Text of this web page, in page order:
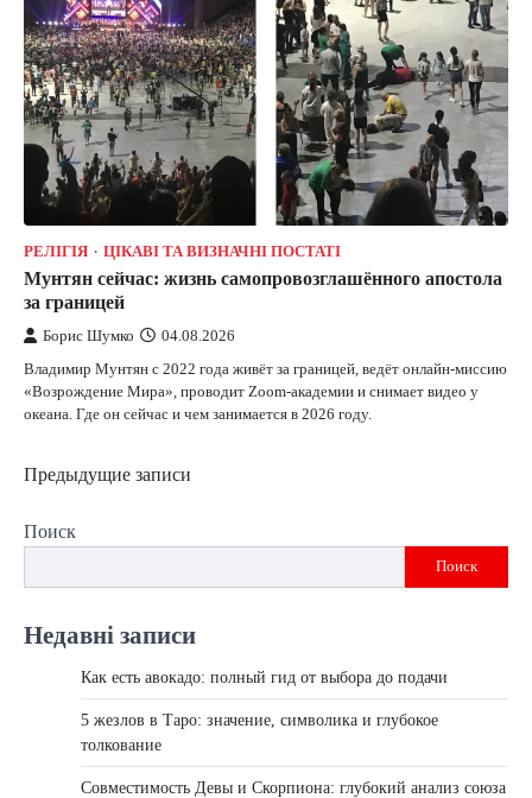
РЕЛІГІЯ ЦІКАВІ ТА ВИЗНАЧНІ ПОСТАТІ
Мунтян сейчас: жизнь самопровозглашённого апостола
за границей
Борис Шумко 04.08.2026
Владимир Мунтян с 2022 года живёт за границей, ведёт онлайн-миссию
«Возрождение Мира», проводит Zoom-академии и снимает видео у
океана. Где он сейчас и чем занимается в 2026 году.
Навигация
записям
Предыдущие записи
Поиск
Поиск
Недавні записи
Как есть авокадо: полный гид от выбора до подачи
5 жезлов в Таро: значение, символика и глубокое
толкование
Совместимость Девы и Скорпиона: глубокий анализ союза